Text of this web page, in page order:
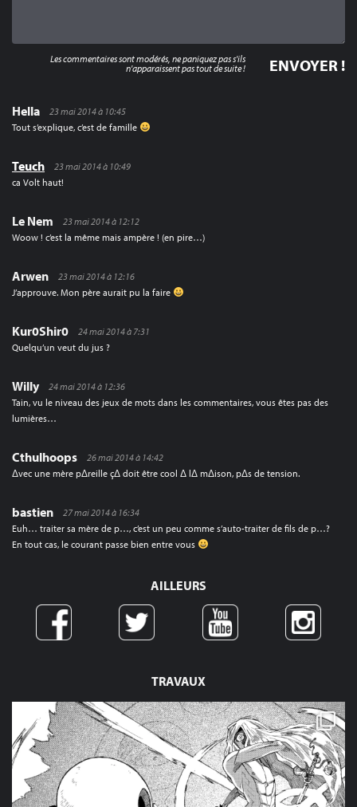
TRAVAUX
Hella
23 mai 2014 à 10:45
Tout s’explique, c’est de famille
Teuch
23 mai 2014 à 10:49
ca Volt haut!
Le Nem
23 mai 2014 à 12:12
Woow ! c’est la même mais ampère ! (en pire…)
Arwen
23 mai 2014 à 12:16
J’approuve. Mon père aurait pu la faire
Kur0Shir0
24 mai 2014 à 7:31
Quelqu’un veut du jus ?
Willy
24 mai 2014 à 12:36
Tain, vu le niveau des jeux de mots dans les commentaires, vous êtes pas des
lumières…
Cthulhoops
26 mai 2014 à 14:42
Δvec une mère pΔreille çΔ doit être cool Δ lΔ mΔison, pΔs de tension.
bastien
27 mai 2014 à 16:34
Euh… traiter sa mère de p…, c’est un peu comme s’auto-traiter de fils de p…?
En tout cas, le courant passe bien entre vous
Les commentaires sont modérés, ne paniquez pas s'ils
n'apparaissent pas tout de suite !
AILLEURS